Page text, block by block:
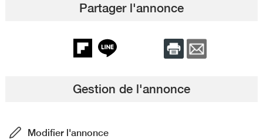
Partager l'annonce
Gestion de l'annonce
Modifier l'annonce